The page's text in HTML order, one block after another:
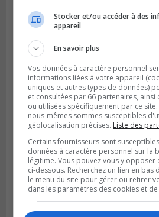
Publié le 6 juillet 2026 à 09h33
Longueuil conclue un
valoriser des cendres
Stocker et/ou accéder à des
appareil
En savoir plus
Vos données à caractère personnel
informations liées à votre appareil
uniques et autres types de données)
et consultées par 66 partenaires, ainsi
ou utilisées spécifiquement par ce
nous-mêmes sommes susceptibles
géolocalisation précises. Liste des
Certains fournisseurs sont
données à caractère personnel sur la
légitime. Vous pouvez vous y
ci-dessous. Recherchez un lien en bas
le menu du site pour gérer ou retirer
dans les paramètres des cookies et